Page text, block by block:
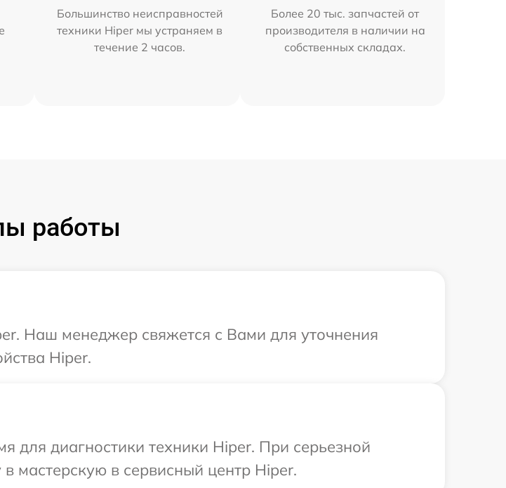
Большинство неисправностей
техники Hiper мы устраняем в
течение 2 часов.
Более 20 тыс. запчастей от
производителя в наличии на
собственных складах.
работы
Наш менеджер свяжется с Вами для уточнения
Hiper.
для диагностики техники Hiper. При серьезной
мастерскую в сервисный центр Hiper.